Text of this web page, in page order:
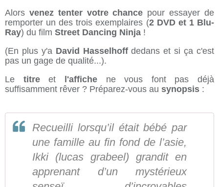
Alors venez tenter votre chance pour essayer de
remporter un des trois exemplaires (2 DVD et 1 Blu-
Ray) du film Street Dancing Ninja !
(En plus y'a David Hasselhoffdedans et si ça c'est
pas un gage de qualité...).
Le titreet l'affichene vous font pas déjà
suffisamment rêver ? Préparez-vous au synopsis :
Recueilli lorsqu’il était bébé par
une famille au fin fond de l’asie,
Ikki (lucas grabeel) grandit en
apprenant d’un mystérieux